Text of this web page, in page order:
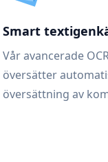
Smart
Vår avancerade
översätter
översättning av